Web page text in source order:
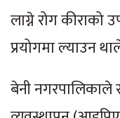
लाग्ने रोग कीराको
प्रयोगमा ल्याउन
बेनी नगरपालिकाले